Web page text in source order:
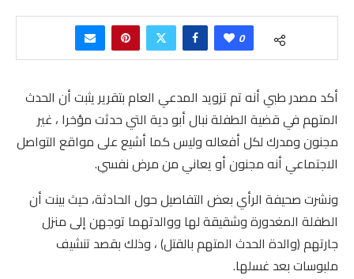
0
أكد مصدر طبي أنه تم تزويد المدعي العام بتقرير يثبت أن الحدث
المتهم في قضية الطفلة نبال أبو دية التي حدثت مؤخرا ، غير
مجنون ومدرك لكل أفعاله وليس كما أشيع على مواقع التواصل
الاجتماعي أنه مجنون أو يعاني من مرض نفسي.
ونشرت صحيفة الرأي بعض التفاصيل حول الحادثة، حيث بينت أن
الطفلة المغدورة وشقيقة لها ووالدتهما توجهن إلى منزل
جارتهم (والدة الحدث المتهم بالقتل) ، وذلك بقصد تنشيف
ملبوسات بعد غسلها.